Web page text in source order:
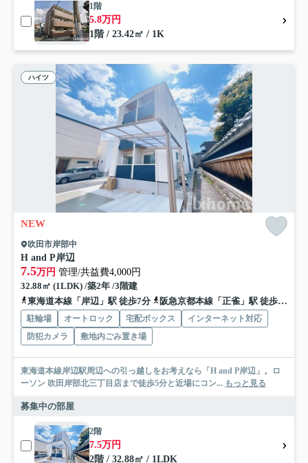
1階
5.8万円
1階 / 23.42㎡ / 1K
ハイツ
NEW
吹田市岸部中
H and P岸辺
7.5万円 管理/共益費4,000円
32.88㎡ (1LDK) /築2年 /3階建
東海道本線「岸辺」駅 徒歩7分
阪急京都本線「正雀」駅 徒歩17分
駐輪場 オートロック 宅配ボックス
インターネット対応
防犯カメラ
敷地内ごみ置き場
東海道本線岸辺駅周辺への引っ越しをお考えなら「H and P岸辺」。ロ
ーソン 吹田岸部北三丁目店まで徒歩5分と近場にコン... もっと見る
募集中の部屋
2階
7.5万円
2階 / 32.88㎡ / 1LDK